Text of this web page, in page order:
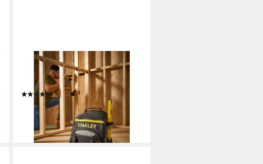
STANLEY
Werkzeugkoffer Werkzeugrucksack
STST1-72335
(1)
ab 35,53 €
lieferbar - in 3-4 Werktagen bei dir